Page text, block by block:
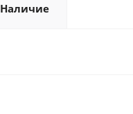
Наличие